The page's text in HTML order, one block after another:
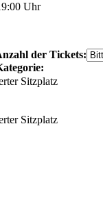
Uhr
der Tickets:
Sitzplatz
Sitzplatz